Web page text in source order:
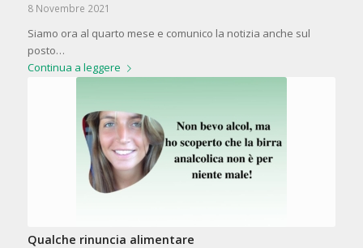
8 Novembre 2021
Siamo ora al quarto mese e comunico la notizia anche sul
posto…
Continua a leggere
Qualche rinuncia alimentare